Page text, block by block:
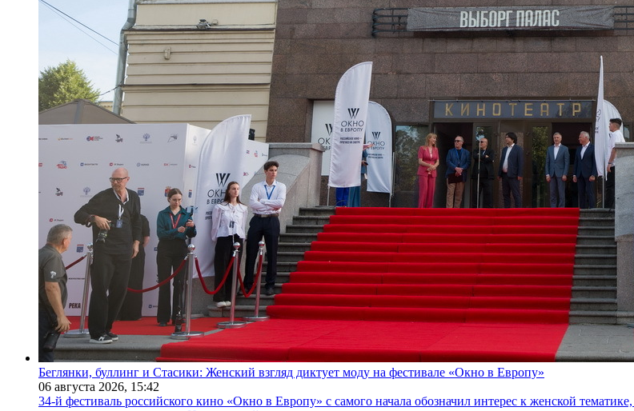
Беглянки, буллинг и Стасики: Женский взгляд диктует моду на фестивале «Окно в Европу»
06 августа 2026, 15:42
34-й фестиваль российского кино «Окно в Европу» с самого начала обозначил интерес к женской